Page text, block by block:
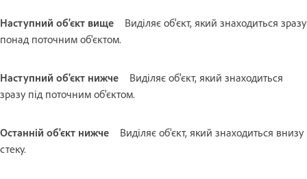
Наступний об'єкт вище
Виділяє об'єкт, який знаходиться зразу
понад поточним об'єктом.
Наступний об'єкт нижче
Виділяє об'єкт, який знаходиться
зразу під поточним об'єктом.
Останній об'єкт нижче
Виділяє об'єкт, який знаходиться внизу
стеку.